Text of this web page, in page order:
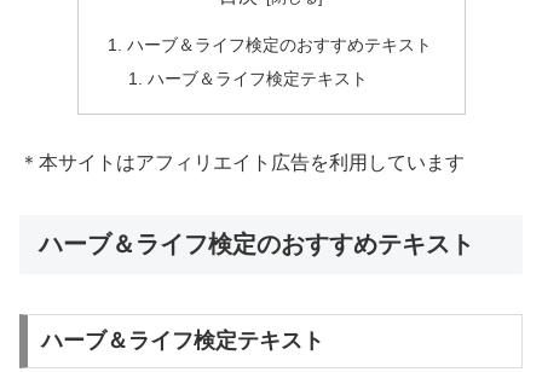
ハーブ＆ライフ検定のおすすめテキスト
ハーブ＆ライフ検定テキスト
＊本サイトはアフィリエイト広告を利用しています
ハーブ＆ライフ検定のおすすめテキスト
ハーブ＆ライフ検定テキスト